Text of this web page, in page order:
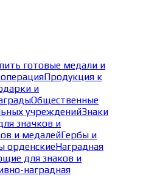
готовые медали и
Продукция к
и
Общественные
учрежденийЗнаки
значков и
и медалейГербы и
орденскиеНаградная
для знаков и
наградная